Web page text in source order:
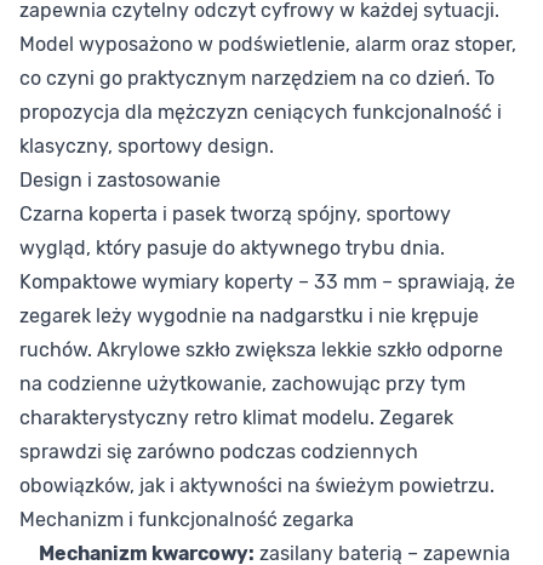
zapewnia czytelny odczyt cyfrowy w każdej sytuacji.
Model wyposażono w podświetlenie, alarm oraz stoper,
co czyni go praktycznym narzędziem na co dzień. To
propozycja dla mężczyzn ceniących funkcjonalność i
klasyczny, sportowy design.
Design i zastosowanie
Czarna koperta i pasek tworzą spójny, sportowy
wygląd, który pasuje do aktywnego trybu dnia.
Kompaktowe wymiary koperty – 33 mm – sprawiają, że
zegarek leży wygodnie na nadgarstku i nie krępuje
ruchów. Akrylowe szkło zwiększa lekkie szkło odporne
na codzienne użytkowanie, zachowując przy tym
charakterystyczny retro klimat modelu. Zegarek
sprawdzi się zarówno podczas codziennych
obowiązków, jak i aktywności na świeżym powietrzu.
Mechanizm i funkcjonalność zegarka
Mechanizm kwarcowy: zasilany baterią – zapewnia